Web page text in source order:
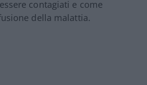
contagiati e come
della malattia.